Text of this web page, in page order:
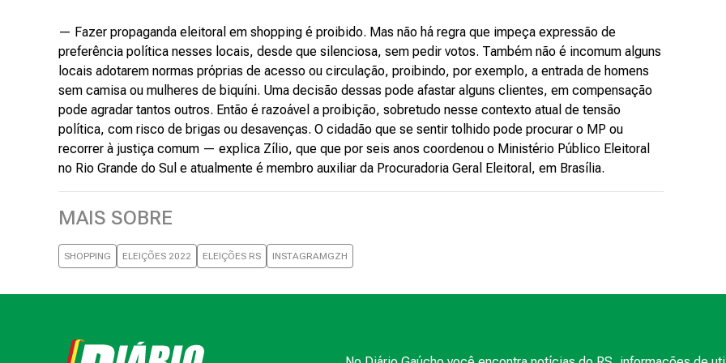
— Fazer propaganda eleitoral em shopping é proibido. Mas não há regra que impeça expressão de
preferência política nesses locais, desde que silenciosa, sem pedir votos. Também não é incomum alguns
locais adotarem normas próprias de acesso ou circulação, proibindo, por exemplo, a entrada de homens
sem camisa ou mulheres de biquíni. Uma decisão dessas pode afastar alguns clientes, em compensação
pode agradar tantos outros. Então é razoável a proibição, sobretudo nesse contexto atual de tensão
política, com risco de brigas ou desavenças. O cidadão que se sentir tolhido pode procurar o MP ou
recorrer à justiça comum — explica Zílio, que que por seis anos coordenou o Ministério Público Eleitoral
no Rio Grande do Sul e atualmente é membro auxiliar da Procuradoria Geral Eleitoral, em Brasília.
MAIS SOBRE
SHOPPING ELEIÇÕES 2022 ELEIÇÕES RS INSTAGRAMGZH